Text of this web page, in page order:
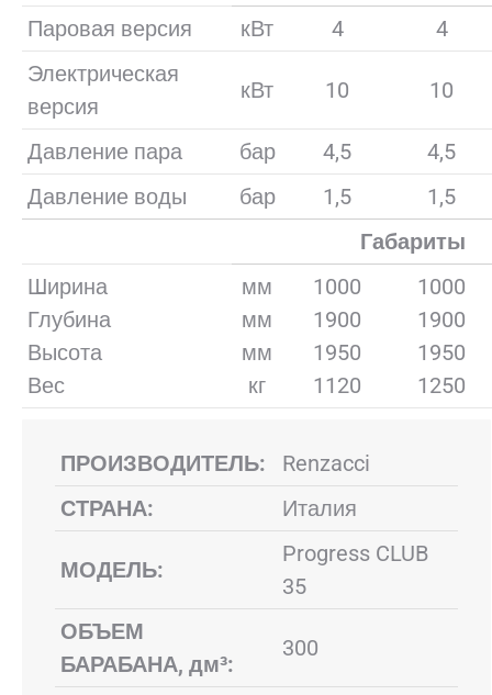
Паровая версия
кВт 4
4
Электрическая
версия
кВт 10 10
Давление пара бар 4,5
4,5
Давление воды
бар 1,5
1,5
Габариты
Ширина
Глубина
Высота
Вес
мм
мм
мм
кг
1000
1900
1950
1120
1000
1900
1950
1250
ПРОИЗВОДИТЕЛЬ:
Renzacci
СТРАНА:
Италия
МОДЕЛЬ:
Progress CLUB
35
ОБЪЕМ
БАРАБАНА, дм³:
300